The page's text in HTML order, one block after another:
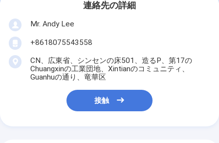
連絡先の詳細
Mr. Andy Lee
+8618075543558
CN、広東省、シンセンの床501、造るP、第17の
Chuangxinの工業団地、Xintianのコミュニティ、
Guanhuの通り、竜華区
接触